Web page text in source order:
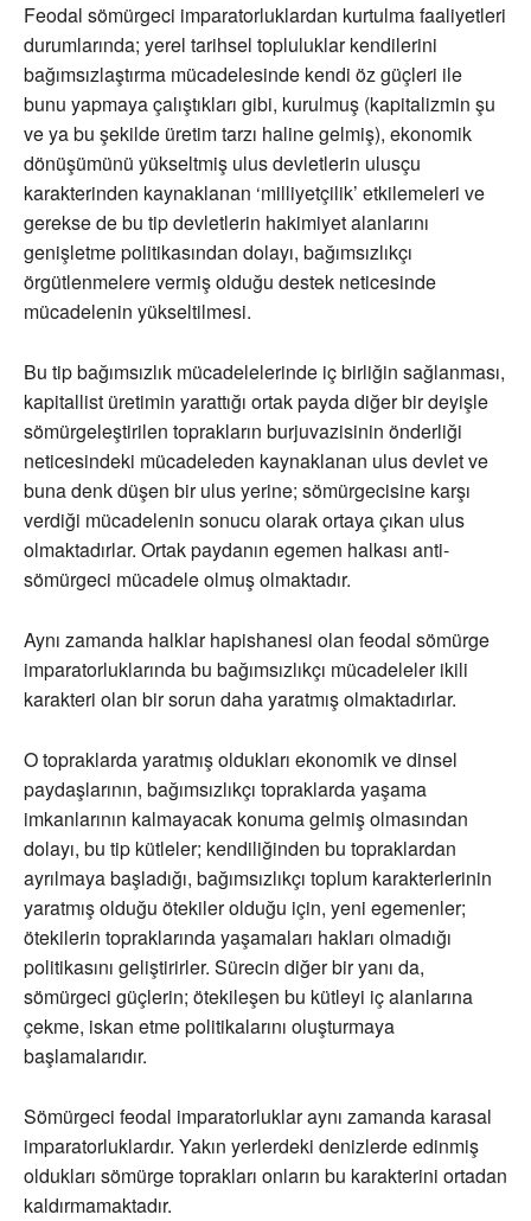
Feodal sömürgeci imparatorluklardan kurtulma faaliyetleri
durumlarında; yerel tarihsel topluluklar kendilerini
bağımsızlaştırma mücadelesinde kendi öz güçleri ile
bunu yapmaya çalıştıkları gibi, kurulmuş (kapitalizmin şu
ve ya bu şekilde üretim tarzı haline gelmiş), ekonomik
dönüşümünü yükseltmiş ulus devletlerin ulusçu
karakterinden kaynaklanan ‘milliyetçilik’ etkilemeleri ve
gerekse de bu tip devletlerin hakimiyet alanlarını
genişletme politikasından dolayı, bağımsızlıkçı
örgütlenmelere vermiş olduğu destek neticesinde
mücadelenin yükseltilmesi.
Bu tip bağımsızlık mücadelelerinde iç birliğin sağlanması,
kapitallist üretimin yarattığı ortak payda diğer bir deyişle
sömürgeleştirilen toprakların burjuvazisinin önderliği
neticesindeki mücadeleden kaynaklanan ulus devlet ve
buna denk düşen bir ulus yerine; sömürgecisine karşı
verdiği mücadelenin sonucu olarak ortaya çıkan ulus
olmaktadırlar. Ortak paydanın egemen halkası anti-
sömürgeci mücadele olmuş olmaktadır.
Aynı zamanda halklar hapishanesi olan feodal sömürge
imparatorluklarında bu bağımsızlıkçı mücadeleler ikili
karakteri olan bir sorun daha yaratmış olmaktadırlar.
O topraklarda yaratmış oldukları ekonomik ve dinsel
paydaşlarının, bağımsızlıkçı topraklarda yaşama
imkanlarının kalmayacak konuma gelmiş olmasından
dolayı, bu tip kütleler; kendiliğinden bu topraklardan
ayrılmaya başladığı, bağımsızlıkçı toplum karakterlerinin
yaratmış olduğu ötekiler olduğu için, yeni egemenler;
ötekilerin topraklarında yaşamaları hakları olmadığı
politikasını geliştirirler. Sürecin diğer bir yanı da,
sömürgeci güçlerin; ötekileşen bu kütleyi iç alanlarına
çekme, iskan etme politikalarını oluşturmaya
başlamalarıdır.
Sömürgeci feodal imparatorluklar aynı zamanda karasal
imparatorluklardır. Yakın yerlerdeki denizlerde edinmiş
oldukları sömürge toprakları onların bu karakterini ortadan
kaldırmamaktadır.